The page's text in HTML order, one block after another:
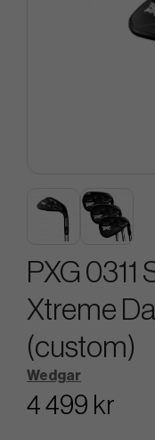
PXG 0311
Xtreme
(custom)
Wedgar
4 499 kr